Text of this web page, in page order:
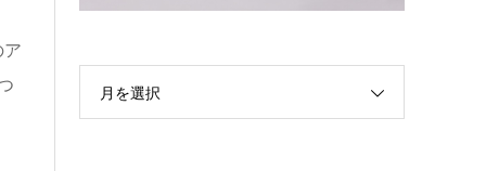
月を選択